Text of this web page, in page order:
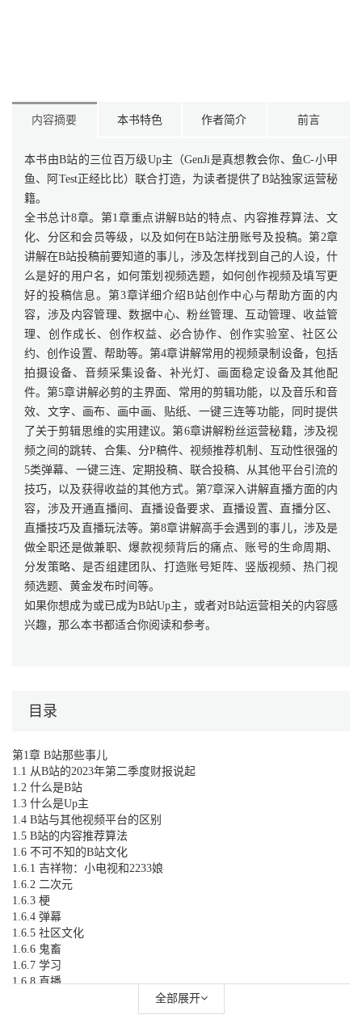
内容摘要 本书特色 作者简介 前言
本书由B站的三位百万级Up主（GenJi是真想教会你、鱼C-小甲
鱼、阿Test正经比比）联合打造，为读者提供了B站独家运营秘
籍。
全书总计8章。第1章重点讲解B站的特点、内容推荐算法、文
化、分区和会员等级，以及如何在B站注册账号及投稿。第2章
讲解在B站投稿前要知道的事儿，涉及怎样找到自己的人设，什
么是好的用户名，如何策划视频选题，如何创作视频及填写更
好的投稿信息。第3章详细介绍B站创作中心与帮助方面的内
容，涉及内容管理、数据中心、粉丝管理、互动管理、收益管
理、创作成长、创作权益、必合协作、创作实验室、社区公
约、创作设置、帮助等。第4章讲解常用的视频录制设备，包括
拍摄设备、音频采集设备、补光灯、画面稳定设备及其他配
件。第5章讲解必剪的主界面、常用的剪辑功能，以及音乐和音
效、文字、画布、画中画、贴纸、一键三连等功能，同时提供
了关于剪辑思维的实用建议。第6章讲解粉丝运营秘籍，涉及视
频之间的跳转、合集、分P稿件、视频推荐机制、互动性很强的
5类弹幕、一键三连、定期投稿、联合投稿、从其他平台引流的
技巧，以及获得收益的其他方式。第7章深入讲解直播方面的内
容，涉及开通直播间、直播设备要求、直播设置、直播分区、
直播技巧及直播玩法等。第8章讲解高手会遇到的事儿，涉及是
做全职还是做兼职、爆款视频背后的痛点、账号的生命周期、
分发策略、是否组建团队、打造账号矩阵、竖版视频、热门视
频选题、黄金发布时间等。
如果你想成为或已成为B站Up主，或者对B站运营相关的内容感
兴趣，那么本书都适合你阅读和参考。
目录
第1章 B站那些事儿
1.1 从B站的2023年第二季度财报说起
1.2 什么是B站
1.3 什么是Up主
1.4 B站与其他视频平台的区别
1.5 B站的内容推荐算法
1.6 不可不知的B站文化
1.6.1 吉祥物：小电视和2233娘
1.6.2 二次元
1.6.3 梗
1.6.4 弹幕
1.6.5 社区文化
1.6.6 鬼畜
1.6.7 学习
1.6.8 直播
全部展开